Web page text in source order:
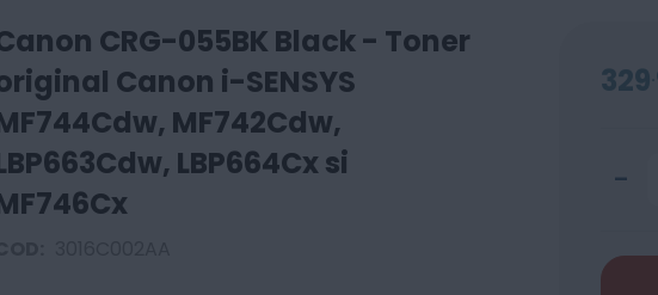
CRG-055BK Black - Toner
Canon i-SENSYS
MF742Cdw,
LBP664Cx si
329
-